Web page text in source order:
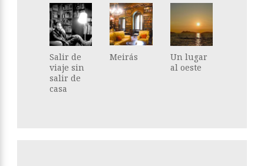
Salir de
viaje sin
salir de
casa
Meirás
Un lugar
al oeste